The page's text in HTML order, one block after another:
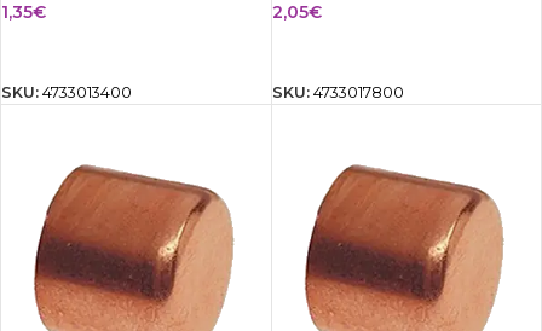
1,35€
SKU: 4733013400
2,05€
SKU: 4733017800